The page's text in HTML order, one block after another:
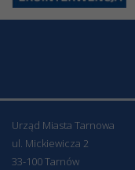
Urząd Miasta Tarnowa
ul. Mickiewicza 2
33-100 Tarnów